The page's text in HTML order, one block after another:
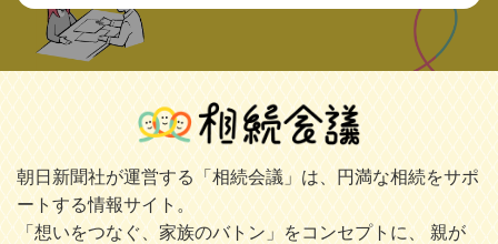
朝日新聞社が運営する「相続会議」は、円満な相続をサポ
ートする情報サイト。
「想いをつなぐ、家族のバトン」をコンセプトに、 親が